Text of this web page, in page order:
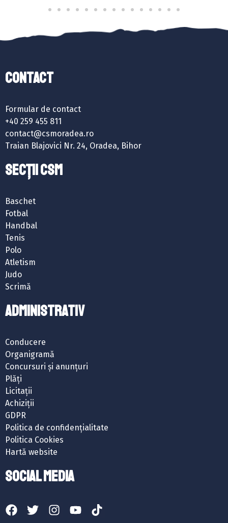
Contact
Formular de contact
+40 259 455 811
contact@csmoradea.ro
Traian Blajovici Nr. 24, Oradea, Bihor
SECȚII CSM
Baschet
Fotbal
Handbal
Tenis
Polo
Atletism
Judo
Scrimă
ADMINISTRATIV
Conducere
Organigramă
Concursuri și anunțuri
Plăți
Licitații
Achiziții
GDPR
Politica de confidențialitate
Politica Cookies
Hartă website
SOCIAL MEDIA